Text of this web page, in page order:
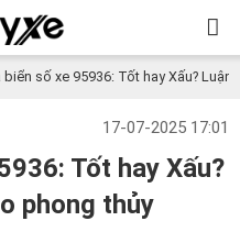
biển số xe 95936: Tốt hay Xấu?
17-07-2025 17:01
Tốt hay Xấu?
phong thủy